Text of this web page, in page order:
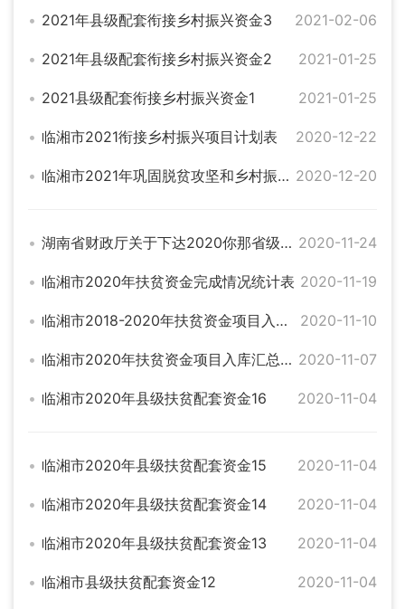
2021年县级配套衔接乡村振兴资金3 2021-02-06
2021年县级配套衔接乡村振兴资金2 2021-01-25
2021县级配套衔接乡村振兴资金1 2021-01-25
临湘市2021衔接乡村振兴项目计划表 2020-12-22
临湘市2021年巩固脱贫攻坚和乡村振兴项目入库汇总公示表 2020-12-20
湖南省财政厅关于下达2020你那省级财政专项扶贫资金的通知（湘财预2020]277号） 2020-11-24
临湘市2020年扶贫资金完成情况统计表 2020-11-19
临湘市2018-2020年扶贫资金项目入库汇总表 2020-11-10
临湘市2020年扶贫资金项目入库汇总公示表 2020-11-07
临湘市2020年县级扶贫配套资金16 2020-11-04
临湘市2020年县级扶贫配套资金15 2020-11-04
临湘市2020年县级扶贫配套资金14 2020-11-04
临湘市2020年县级扶贫配套资金13 2020-11-04
临湘市县级扶贫配套资金12 2020-11-04